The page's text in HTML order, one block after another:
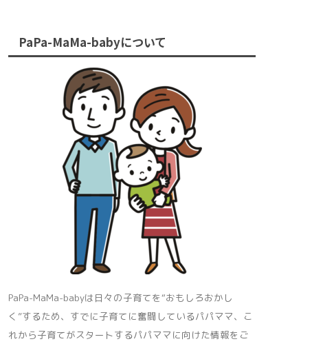
PaPa-MaMa-babyについて
PaPa-MaMa-babyは日々の子育てを“おもしろおかし
く”するため、すでに子育てに奮闘しているパパママ、こ
れから子育てがスタートするパパママに向けた情報をご